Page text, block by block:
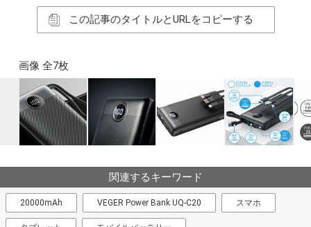
この記事のタイトルとURLをコピーする
画像 全7枚
関連するキーワード
20000mAh VEGER Power Bank UQ-C20 スマホ